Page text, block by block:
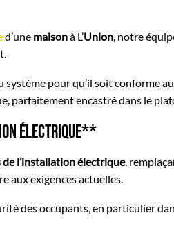
d’une maisonà L’Union , notre
système pour qu’il soit conforme
parfaitement encastré dans le
Électrique**
de l’installation électrique,
aux exigences actuelles.
des occupants, en particulier